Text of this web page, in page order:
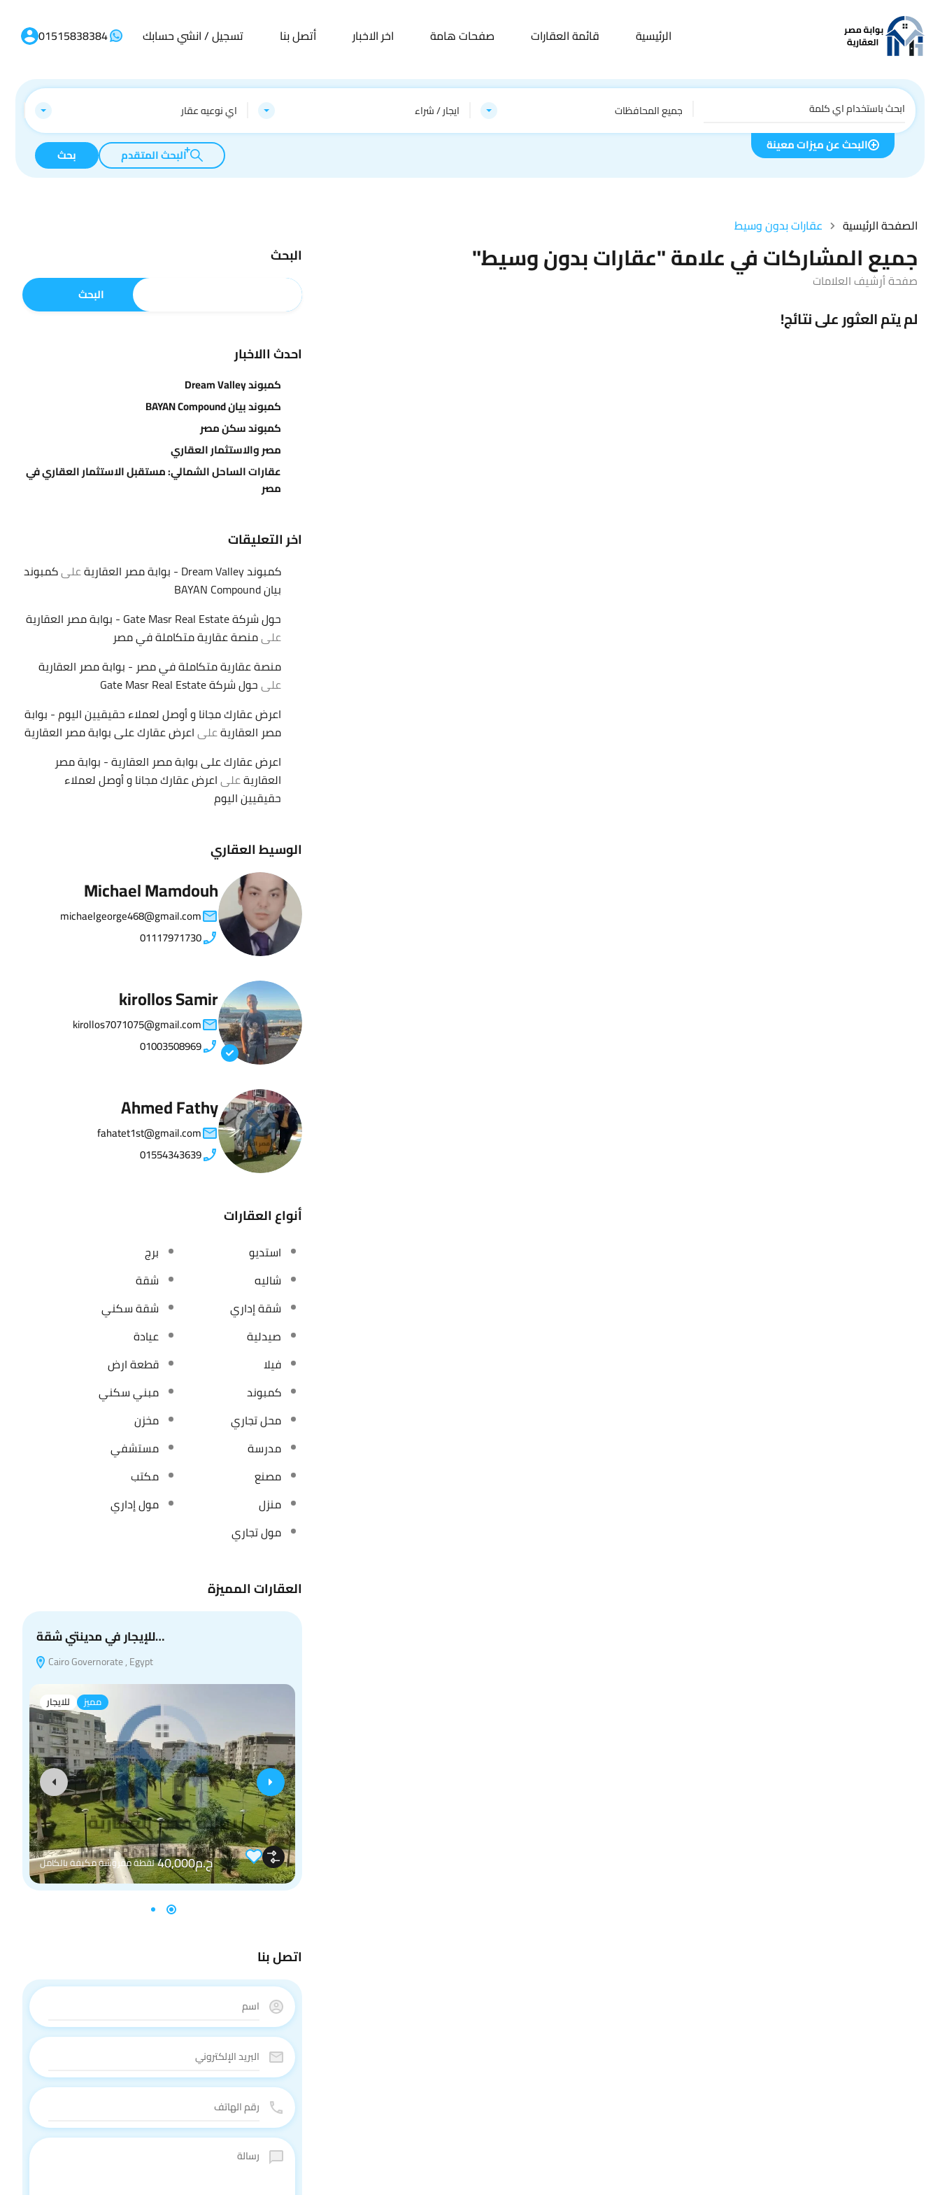
الرئيسية قائمة العقارات صفحات هامة اخر الاخبار أتصل بنا تسجيل / انشي حسابك 01515838384
جميع المحافظات ايجار / شراء اي نوعيه عقار
البحث عن ميزات معينة
البحث المتقدم بحث
الصفحة الرئيسية عقارات بدون وسيط
جميع المشاركات في علامة "عقارات بدون وسيط"
صفحة أرشيف العلامات
لم يتم العثور على نتائج!
البحث
البحث
احدث االاخبار
كمبوند Dream Valley
كمبوند بيان BAYAN Compound
كمبوند سكن مصر
مصر والاستثمار العقاري
عقارات الساحل الشمالي: مستقبل الاستثمار العقاري في
مصر
اخر التعليقات
كمبوند Dream Valley - بوابة مصر العقارية علىكمبوند
بيان BAYAN Compound
حول شركة Gate Masr Real Estate - بوابة مصر العقارية
علىمنصة عقارية متكاملة في مصر
منصة عقارية متكاملة في مصر - بوابة مصر العقارية
علىحول شركة Gate Masr Real Estate
اعرض عقارك مجانا و أوصل لعملاء حقيقيين اليوم - بوابة
مصر العقاريةعلىاعرض عقارك على بوابة مصر العقارية
اعرض عقارك على بوابة مصر العقارية - بوابة مصر
العقاريةعلىاعرض عقارك مجانا و أوصل لعملاء
حقيقيين اليوم
الوسيط العقاري
Michael Mamdouh
michaelgeorge468@gmail.com
01117971730
kirollos Samir
kirollos7071075@gmail.com
01003508969
Ahmed Fathy
fahatet1st@gmail.com
01554343639
أنواع العقارات
استديو
برج
شاليه
شقة
شقة إداري
شقة سكني
صيدلية
عيادة
فيلا
قطعة ارض
كمبوند
مبني سكني
محل تجاري
مخزن
مدرسة
مستشفي
مصنع
مكتب
منزل
مول إداري
مول تجاري
العقارات المميزة
للإيجار في مدينتي شقة…
Cairo Governorate , Egypt
للايجار مميز
ج.م40,000 لقطة مفروشة مكيفة بالكامل
اتصل بنا